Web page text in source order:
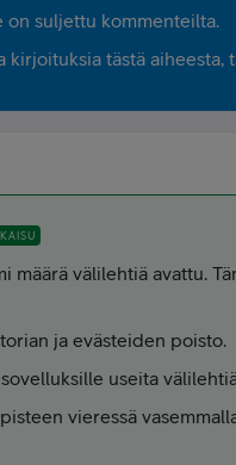
on suljettu kommenteilta.
kirjoituksia tästä aiheesta,
määrä välilehtiä avattu.
ja evästeiden poisto.
useita
vieressä